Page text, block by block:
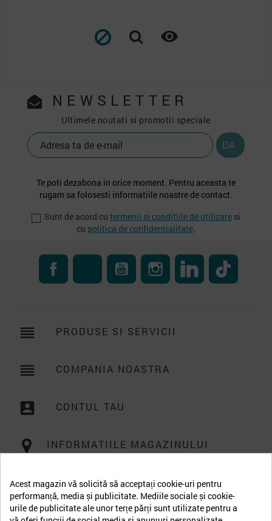
NEWSLETTER
Ultimele noutati si promotii speciale
Te poti dezabona in orice moment. Pentru aceasta te
rugam sa folosesti informatiile noastre de contact.
Sunt de acord cu termenii si conditiile de utilizare si
cu politica de confidentialitate.
FacebookRSS YouTube InstagramLinkedIn
reorder PRODUSE SI SERVICII
reorder COMPANIA NOASTRA
account_box CONTUL TAU
INFORMATIILE MAGAZINULUI
Acest magazin vă solicită să acceptați cookie-uri pentru
performanță, media și publicitate. Mediile sociale și cookie-
urile de publicitate ale unor terțe părți sunt utilizate pentru a